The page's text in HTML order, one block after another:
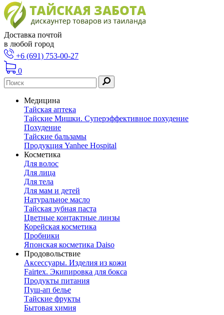
Доставка почтой
в любой город
+6 (691) 753-00-27
0
Медицина
Тайская аптека
Тайские Мишки. Суперэффективное похудение
Похудение
Тайские бальзамы
Продукция Yanhee Hospital
Косметика
Для волос
Для лица
Для тела
Для мам и детей
Натуральное масло
Тайская зубная паста
Цветные контактные линзы
Корейская косметика
Пробники
Японская косметика Daiso
Продовольствие
Аксессуары. Изделия из кожи
Fairtex. Экипировка для бокса
Продукты питания
Пуш-ап белье
Тайские фрукты
Бытовая химия